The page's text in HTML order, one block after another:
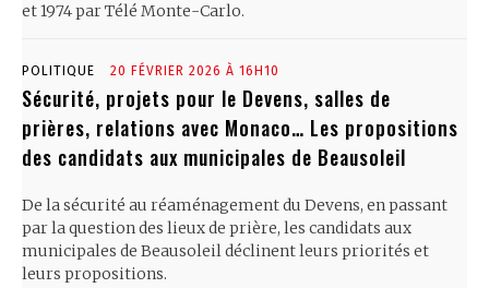
et 1974 par Télé Monte-Carlo.
POLITIQUE 20 FÉVRIER 2026 À 16H10
Sécurité, projets pour le Devens, salles de
prières, relations avec Monaco… Les propositions
des candidats aux municipales de Beausoleil
De la sécurité au réaménagement du Devens, en passant
par la question des lieux de prière, les candidats aux
municipales de Beausoleil déclinent leurs priorités et
leurs propositions.